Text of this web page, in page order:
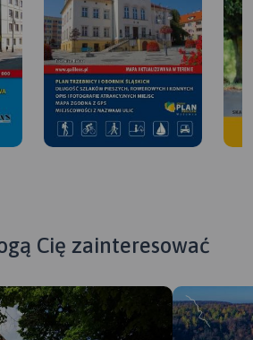
Cię zainteresować